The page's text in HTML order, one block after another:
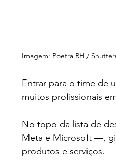
Imagem: Poetra.RH /
Entrar para o time de
muitos profissionais
No topo da lista de
Meta e Microsoft —,
produtos e serviços.